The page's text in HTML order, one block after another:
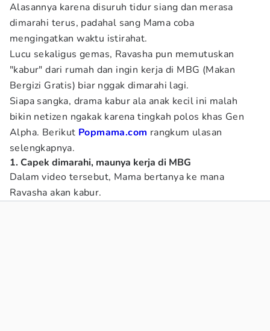
Alasannya karena disuruh tidur siang dan merasa
dimarahi terus, padahal sang Mama coba
mengingatkan waktu istirahat.
Lucu sekaligus gemas, Ravasha pun memutuskan
"kabur" dari rumah dan ingin kerja di MBG (Makan
Bergizi Gratis) biar nggak dimarahi lagi.
Siapa sangka, drama kabur ala anak kecil ini malah
bikin netizen ngakak karena tingkah polos khas Gen
Alpha. Berikut Popmama.com rangkum ulasan
selengkapnya.
1. Capek dimarahi, maunya kerja di MBG
Dalam video tersebut, Mama bertanya ke mana
Ravasha akan kabur.